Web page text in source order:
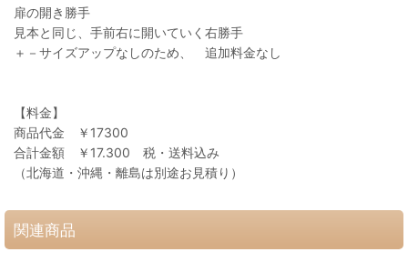
扉の開き勝手
見本と同じ、手前右に開いていく右勝手
＋－サイズアップなしのため、 追加料金なし
【料金】
商品代金 ￥17300
合計金額 ￥17.300 税・送料込み
（北海道・沖縄・離島は別途お見積り）
関連商品